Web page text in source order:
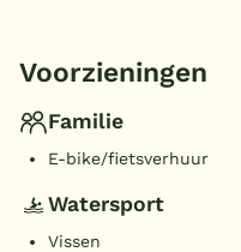
Voorzieningen
Familie
E-bike/fietsverhuur
Watersport
Vissen